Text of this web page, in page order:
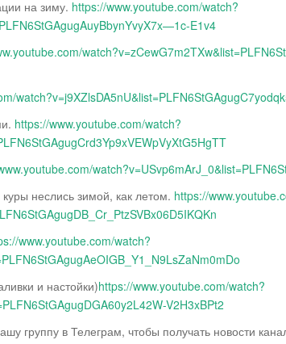
на зиму. https://www.youtube.com/watch?
E1v4
https://www.youtube.com/watch?
неслись зимой, как летом. https://
www.youtube.com/watch?
и настойки)https://www.youtube.com/watch?
V2H3xBPt2
группу в Телеграм, чтобы получать новости